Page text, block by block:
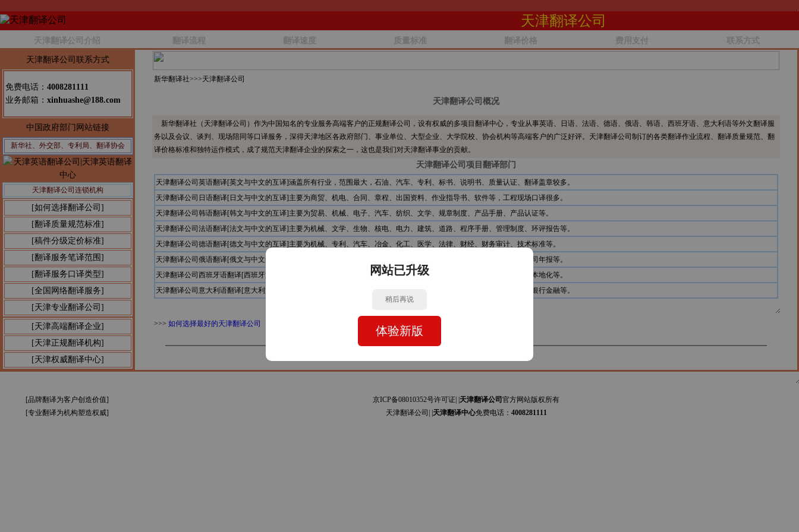
天津翻译公司
天津翻译公司介绍 翻译流程 翻译速度 质量标准 翻译价格 费用支付 联系方式
天津翻译公司联系方式
免费电话： 4008281111
业务邮箱： xinhuashe@188.com
中国政府部门网站链接
新华社、外交部、专利局、翻译协会
天津翻译公司连锁机构
[如何选择翻译公司]
[翻译质量规范标准]
[稿件分级定价标准]
[翻译服务笔译范围]
[翻译服务口译类型]
[全国网络翻译服务]
[天津专业翻译公司]
[天津高端翻译企业]
[天津正规翻译机构]
[天津权威翻译中心]
新华翻译社>>>天津翻译公司
天津翻译公司概况
新华翻译社（天津翻译公司）作为中国知名的专业服务高端客户的正规翻译公司，设有权威的多项目翻译中心，专业从事英语、日语、法语、德语、俄语、韩语、西班牙语、意大利语等外文翻译服
务以及会议、谈判、现场陪同等口译服务，深得天津地区各政府部门、事业单位、大型企业、大学院校、协会机构等高端客户的广泛好评。天津翻译公司制订的各类翻译作业流程、翻译质量规范、翻
译价格标准和独特运作模式，成了规范天津翻译企业的探索之一，这也是我们对天津翻译事业的贡献。
天津翻译公司项目翻译部门
天津翻译公司英语翻译[英文与中文的互译]涵盖所有行业，范围最大，石油、汽车、专利、标书、说明书、质量认证、翻译盖章较多。
天津翻译公司日语翻译[日文与中文的互译]主要为商贸、机电、合同、章程、出国资料、作业指导书、软件等，工程现场口译很多。
天津翻译公司韩语翻译[韩文与中文的互译]主要为贸易、机械、电子、汽车、纺织、文学、规章制度、产品手册、产品认证等。
天津翻译公司法语翻译[法文与中文的互译]主要为机械、文学、生物、核电、电力、建筑、道路、程序手册、管理制度、环评报告等。
天津翻译公司德语翻译[德文与中文的互译]主要为机械、专利、汽车、冶金、化工、医学、法律、财经、财务审计、技术标准等。
天津翻译公司俄语翻译[俄文与中文的互译]主要为石油、服装、贸易、文学、食品、机电、电信、计算机、审计报告、公司年报等。
天津翻译公司西班牙语翻译[西班牙文与中文的互译]主要为安装手册、设备规范、会计报表、司法文书、证书文件、网站本地化等。
天津翻译公司意大利语翻译[意大利文与中文的互译]主要为艺术、贸易、服装、图书、科技论文、工程资料、商标专利、银行金融等。
>>> 如何选择最好的天津翻译公司
[品牌翻译为客户创造价值]
[专业翻译为机构塑造权威]
京ICP备08010352号许可证| | 天津翻译公司 官方网站版权所有
天津翻译公司| |
天津翻译中心免费电话： 4008281111
网站已升级
稍后再说
体验新版